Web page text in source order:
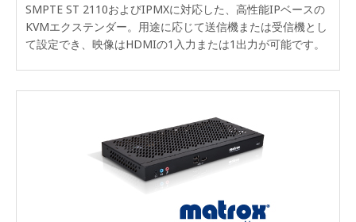
SMPTE ST 2110およびIPMXに対応した、高性能IPベースの
KVMエクステンダー。用途に応じて送信機または受信機とし
て設定でき、映像はHDMIの1入力または1出力が可能です。